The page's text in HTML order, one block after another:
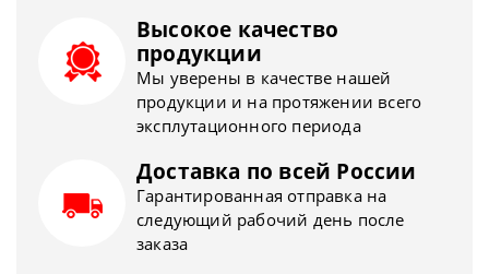
Высокое качество
продукции
Мы уверены в качестве нашей
продукции и на протяжении всего
эксплутационного периода
Доставка по всей России
Гарантированная отправка на
следующий рабочий день после
заказа